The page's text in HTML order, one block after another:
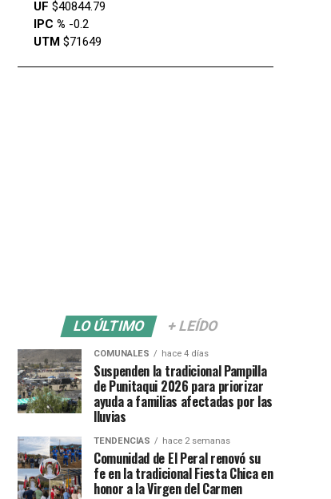
UF $40844.79
IPC % -0.2
UTM $71649
LO ÚLTIMO + LEÍDO
COMUNALES hace 4 días
Suspenden la tradicional Pampilla
de Punitaqui 2026 para priorizar
ayuda a familias afectadas por las
lluvias
TENDENCIAS hace 2 semanas
Comunidad de El Peral renovó su
fe en la tradicional Fiesta Chica en
honor a la Virgen del Carmen